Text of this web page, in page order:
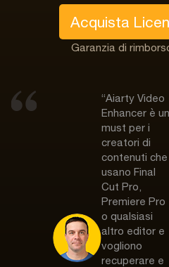
Acquista
Garanzia di
“Aiarty Video
Enhancer è un
must per i
creatori di
contenuti che
usano Final
Cut Pro,
Premiere Pro
o qualsiasi
altro editor e
vogliono
recuperare e